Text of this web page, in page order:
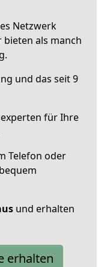
Netzwerk
als manch
und das seit 9
für Ihre
Telefon oder
und erhalten
erhalten